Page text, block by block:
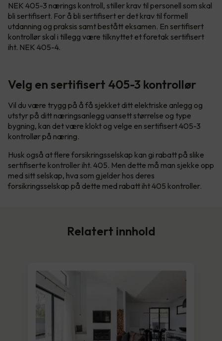
NEK 405-3 nærings kontroll, stiller krav til personell som skal
bli sertifisert. For å bli sertifisert er det krav til formell
utdanning og praksis samt bestått eksamen. En sertifisert
kontrollør skal i tillegg være tilknyttet et foretak sertifisert
iht. NEK 405-4.
Velg en sertifisert 405-3 kontrollør
Vil du være trygg på å få sjekket ditt elektriske anlegg og
utstyr på ditt næringsanlegg uansett størrelse og type
bygning, kan det være klokt og velge en sertifisert 405-3
kontrollør på næring.
Husk også at flere forsikringsselskap kan gi rabatt på slike
sertifiserte kontroller iht. 405. Men dette må man sjekke opp
med sitt selskap, hva som gjelder hos deres
forsikringsselskap på dette med rabatt iht 405 kontroller.
Relatert innhold